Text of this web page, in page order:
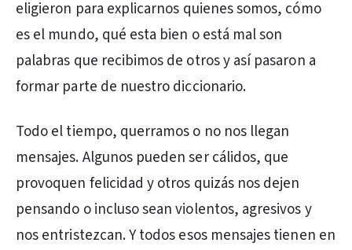
eligieron para explicarnos quienes somos, cómo
es el mundo, qué esta bien o está mal son
palabras que recibimos de otros y así pasaron a
formar parte de nuestro diccionario.
Todo el tiempo, querramos o no nos llegan
mensajes. Algunos pueden ser cálidos, que
provoquen felicidad y otros quizás nos dejen
pensando o incluso sean violentos, agresivos y
nos entristezcan. Y todos esos mensajes tienen en